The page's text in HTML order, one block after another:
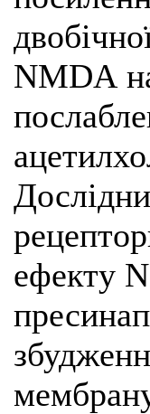
NМDА на
ефекту